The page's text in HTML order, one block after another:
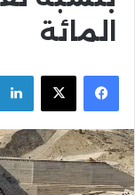
المائة
Facebook
X